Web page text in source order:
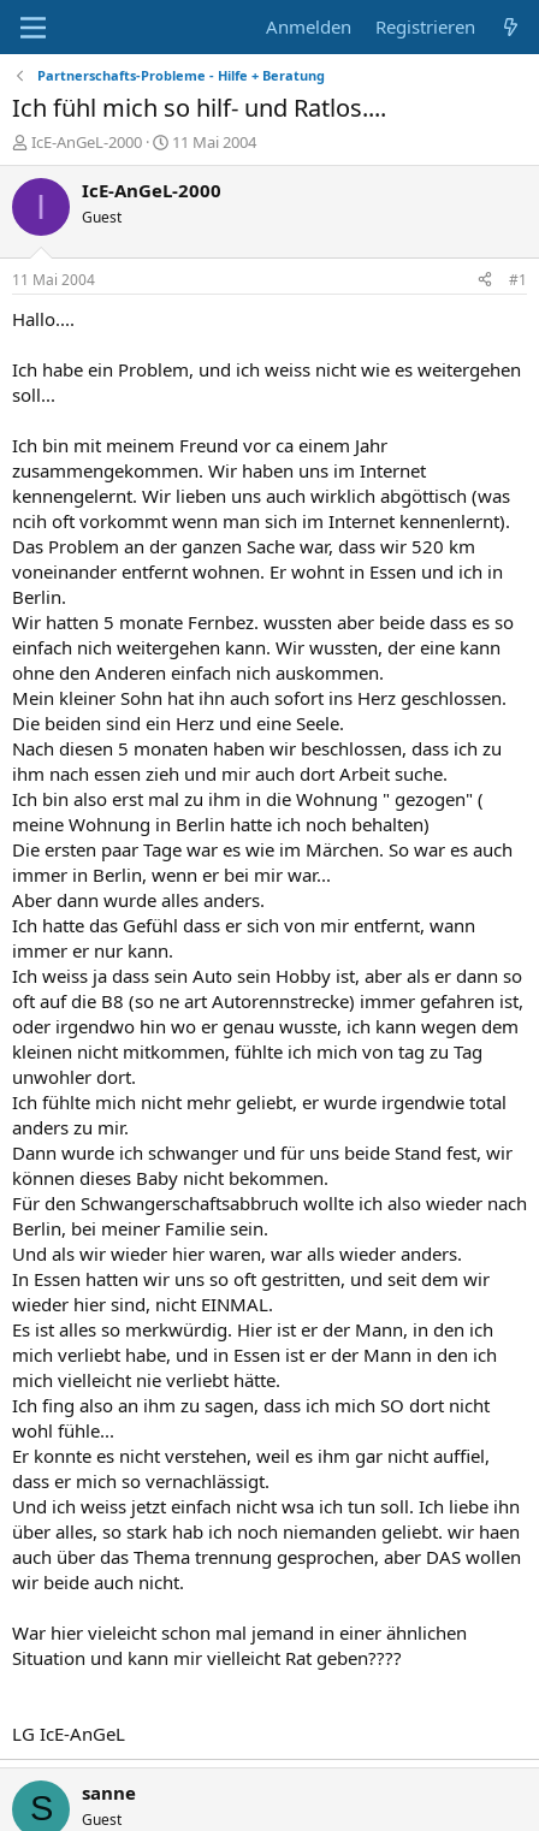
Anmelden Registrieren
Partnerschafts-Probleme - Hilfe + Beratung
Ich fühl mich so hilf- und Ratlos....
E
r
s
e
r
IcE-AnGeL-2000
E
r
t
11 Mai 2004
I IcE-AnGeL-2000
Guest
11 Mai 2004 #1
Hallo....
Ich habe ein Problem, und ich weiss nicht wie es weitergehen
soll...
Ich bin mit meinem Freund vor ca einem Jahr
zusammengekommen. Wir haben uns im Internet
kennengelernt. Wir lieben uns auch wirklich abgöttisch (was
ncih oft vorkommt wenn man sich im Internet kennenlernt).
Das Problem an der ganzen Sache war, dass wir 520 km
voneinander entfernt wohnen. Er wohnt in Essen und ich in
Berlin.
Wir hatten 5 monate Fernbez. wussten aber beide dass es so
einfach nich weitergehen kann. Wir wussten, der eine kann
ohne den Anderen einfach nich auskommen.
Mein kleiner Sohn hat ihn auch sofort ins Herz geschlossen.
Die beiden sind ein Herz und eine Seele.
Nach diesen 5 monaten haben wir beschlossen, dass ich zu
ihm nach essen zieh und mir auch dort Arbeit suche.
Ich bin also erst mal zu ihm in die Wohnung " gezogen" (
meine Wohnung in Berlin hatte ich noch behalten)
Die ersten paar Tage war es wie im Märchen. So war es auch
immer in Berlin, wenn er bei mir war...
Aber dann wurde alles anders.
Ich hatte das Gefühl dass er sich von mir entfernt, wann
immer er nur kann.
Ich weiss ja dass sein Auto sein Hobby ist, aber als er dann so
oft auf die B8 (so ne art Autorennstrecke) immer gefahren ist,
oder irgendwo hin wo er genau wusste, ich kann wegen dem
kleinen nicht mitkommen, fühlte ich mich von tag zu Tag
unwohler dort.
Ich fühlte mich nicht mehr geliebt, er wurde irgendwie total
anders zu mir.
Dann wurde ich schwanger und für uns beide Stand fest, wir
können dieses Baby nicht bekommen.
Für den Schwangerschaftsabbruch wollte ich also wieder nach
Berlin, bei meiner Familie sein.
Und als wir wieder hier waren, war alls wieder anders.
In Essen hatten wir uns so oft gestritten, und seit dem wir
wieder hier sind, nicht EINMAL.
Es ist alles so merkwürdig. Hier ist er der Mann, in den ich
mich verliebt habe, und in Essen ist er der Mann in den ich
mich vielleicht nie verliebt hätte.
Ich fing also an ihm zu sagen, dass ich mich SO dort nicht
wohl fühle...
Er konnte es nicht verstehen, weil es ihm gar nicht auffiel,
dass er mich so vernachlässigt.
Und ich weiss jetzt einfach nicht wsa ich tun soll. Ich liebe ihn
über alles, so stark hab ich noch niemanden geliebt. wir haen
auch über das Thema trennung gesprochen, aber DAS wollen
wir beide auch nicht.
War hier vieleicht schon mal jemand in einer ähnlichen
Situation und kann mir vielleicht Rat geben????
LG IcE-AnGeL
S sanne
Guest